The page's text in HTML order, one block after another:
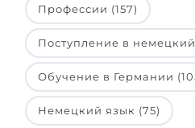
Профессии (157)
Поступление в немецкий
Обучение в Германии
Немецкий язык (75)